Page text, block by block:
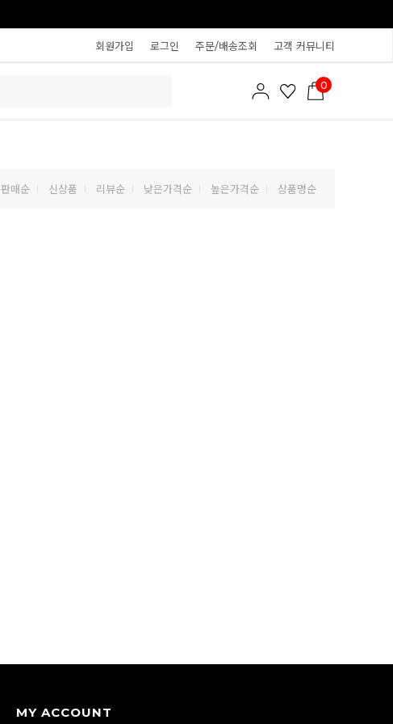
회원가입 로그인 주문/배송조회 고객 커뮤니티
0
판매순 신상품 리뷰순 낮은가격순 높은가격순 상품명순
MY ACCOUNT